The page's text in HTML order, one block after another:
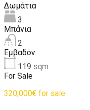
Δωμάτια
3
Μπάνια
2
Εμβαδόν
119 sqm
For Sale
320,000€ for sale